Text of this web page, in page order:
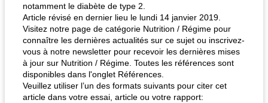
notamment le diabète de type 2.
Article révisé en dernier lieu le lundi 14 janvier 2019.
Visitez notre page de catégorie Nutrition / Régime pour
connaître les dernières actualités sur ce sujet ou inscrivez-
vous à notre newsletter pour recevoir les dernières mises
à jour sur Nutrition / Régime. Toutes les références sont
disponibles dans l'onglet Références.
Veuillez utiliser l’un des formats suivants pour citer cet
article dans votre essai, article ou votre rapport: